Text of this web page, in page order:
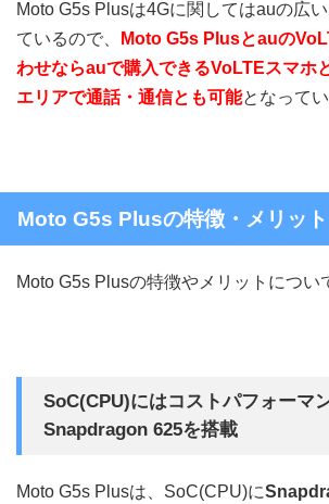
Moto G5s Plusは4Gに関してはauの広
ているので、
Moto G5s Plusとauの
わせならauで購入できるVoLTEスマホ
エリアで通話・通信とも可能となってい
Moto G5s Plusの特徴・メリット
Moto G5s Plusの特徴やメリットについ
SoC(CPU)にはコストパフォーマ
Snapdragon 625を搭載
Moto G5s Plusは、SoC(CPU)に